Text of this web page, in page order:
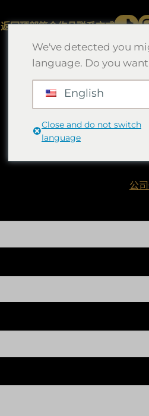
返回顶部简介作品联系方式
联系方
公
We've detected you
language. Do you
English
Close and do not switch
language